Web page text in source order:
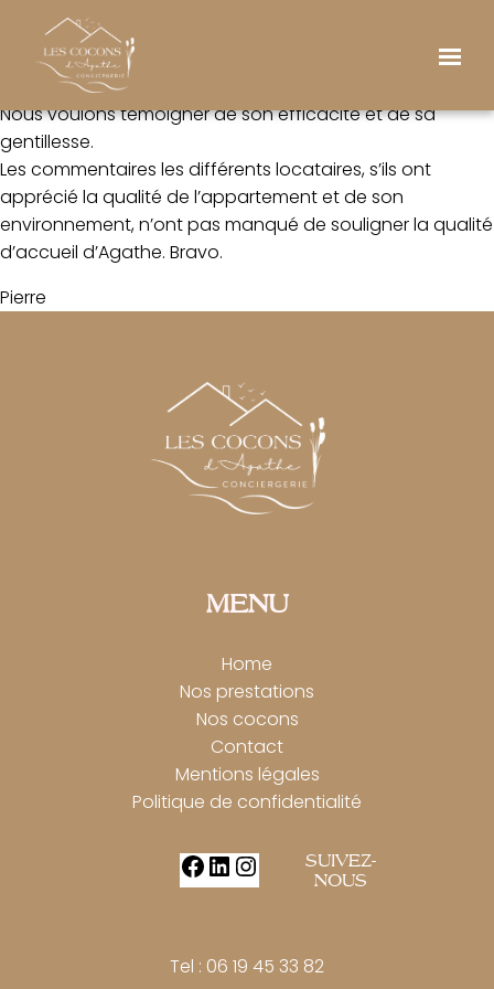
Pour la première fois nous avons confié la location
saisonnière de notre appartement à Agathe
responsable de la conciergerie « Les Cocons d’Agathe ».
Nous voulons témoigner de son efficacité et de sa
gentillesse.
Les commentaires les différents locataires, s’ils ont
apprécié la qualité de l’appartement et de son
environnement, n’ont pas manqué de souligner la qualité
d’accueil d’Agathe. Bravo.
Pierre
MENU
Home
Nos prestations
Nos cocons
Contact
Mentions légales
Politique de confidentialité
Facebook
LinkedInInstagram
SUIVEZ-
NOUS
Tel : 06 19 45 33 82